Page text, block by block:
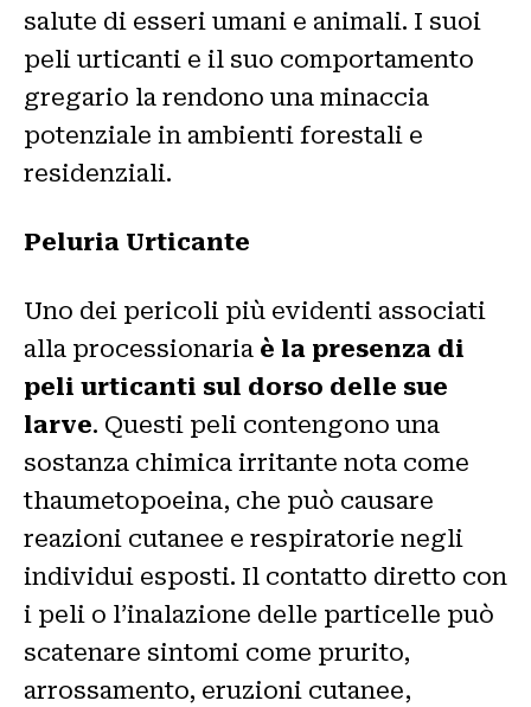
salute di esseri umani e animali. I suoi
peli urticanti e il suo comportamento
gregario la rendono una minaccia
potenziale in ambienti forestali e
residenziali.
Peluria Urticante
Uno dei pericoli più evidenti associati
alla processionaria è la presenza di
peli urticanti sul dorso delle sue
larve. Questi peli contengono una
sostanza chimica irritante nota come
thaumetopoeina, che può causare
reazioni cutanee e respiratorie negli
individui esposti. Il contatto diretto con
i peli o l’inalazione delle particelle può
scatenare sintomi come prurito,
arrossamento, eruzioni cutanee,